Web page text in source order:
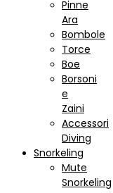
Pinne
Ara
Bombole
Torce
Boe
Borsoni
e
Zaini
Accessori
Diving
Snorkeling
Mute
Snorkeling